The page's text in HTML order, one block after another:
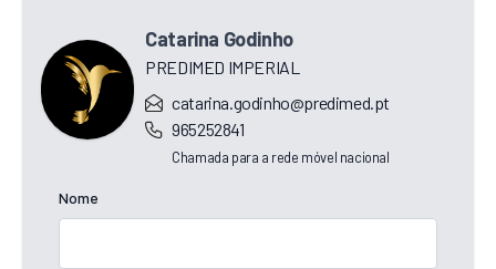
Catarina Godinho
PREDIMED IMPERIAL
catarina.godinho@predimed.pt
965252841
Chamada para a rede móvel nacional
Nome